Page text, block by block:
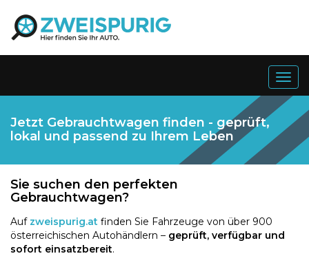
Jetzt Gebrauchtwagen finden - geprüft,
lokal und passend zu Ihrem Leben
Sie suchen den perfekten
Gebrauchtwagen?
Auf zweispurig.at finden Sie Fahrzeuge von über 900
österreichischen Autohändlern – geprüft, verfügbar und
sofort einsatzbereit.